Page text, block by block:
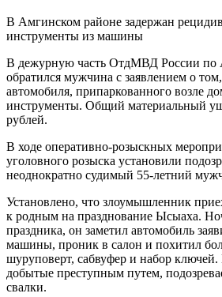
В Амгинском районе задержан
инструменты из машины
В дежурную часть ОтдМВД России по
обратился мужчина с заявлением о
автомобиля, припаркованного возле
инструменты. Общий материальный
рублей.
В ходе оперативно-розыскных
уголовного розыска установили
неоднократно судимый 55-летний
Установлено, что злоумышленник
к родным на празднование Ысыаха.
праздника, он заметил автомобиль
машины, проник в салон и похитил
шуруповерт, сабвуфер и набор
добытые преступным путем,
свалки.